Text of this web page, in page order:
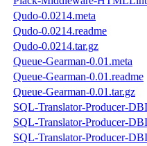
Qudo-0.0214.meta
Qudo-0.0214.readme
Qudo-0.0214.tar.gz
Queue-Gearman-0.01.meta
Queue-Gearman-0.01.readme
Queue-Gearman-0.01.tar.gz
SQL-Translator-Producer-
SQL-Translator-Producer-
SQL-Translator-Producer-